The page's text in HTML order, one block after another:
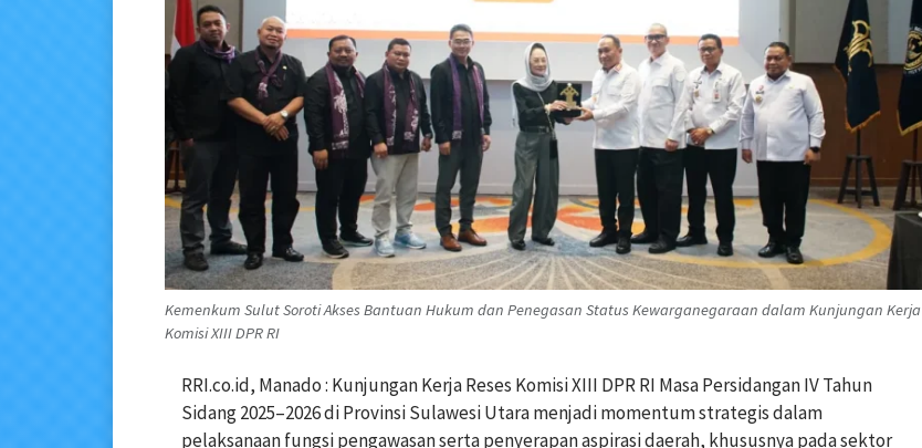
Kemenkum Sulut Soroti Akses Bantuan Hukum dan Penegasan Status Kewarganegaraan dalam Kunjungan Kerja
Komisi XIII DPR RI
RRI.co.id, Manado : Kunjungan Kerja Reses Komisi XIII DPR RI Masa Persidangan IV Tahun
Sidang 2025–2026 di Provinsi Sulawesi Utara menjadi momentum strategis dalam
pelaksanaan fungsi pengawasan serta penyerapan aspirasi daerah, khususnya pada sektor